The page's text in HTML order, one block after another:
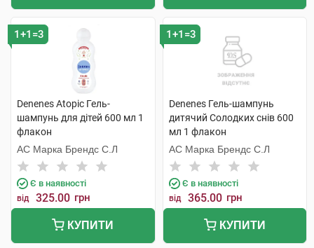
1+1=3
Denenes Atopic Гель-
шампунь для дітей 600 мл 1
флакон
АС Марка Брендс С.Л
Є в наявності
від 325.00 грн
КУПИТИ
1+1=3
Denenes Гель-шампунь
дитячий Солодких снів 600
мл 1 флакон
АС Марка Брендс С.Л
Є в наявності
від 365.00 грн
КУПИТИ